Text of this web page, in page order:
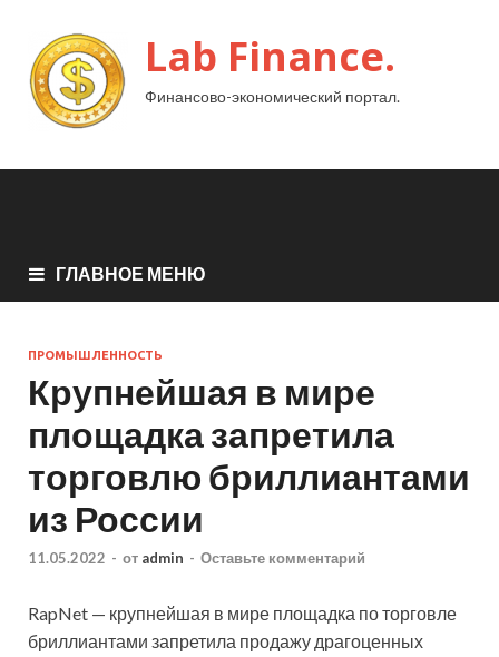
Lab Finance.
Финансово-экономический портал.
ГЛАВНОЕ МЕНЮ
ПРОМЫШЛЕННОСТЬ
Крупнейшая в мире
площадка запретила
торговлю бриллиантами
из России
11.05.2022 - от admin - Оставьте комментарий
RapNet — крупнейшая в мире площадка по торговле
бриллиантами запретила продажу драгоценных